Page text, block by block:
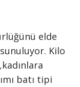
elde
Kilo
batı tipi